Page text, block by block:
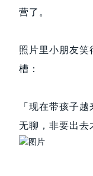
营了。
照片里小朋友笑
槽：
「现在带孩子
无聊，非要出去